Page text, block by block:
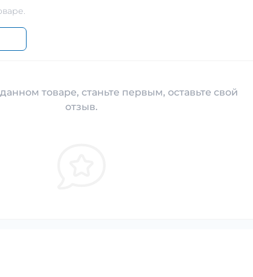
товаре, станьте первым, оставьте свой
отзыв.